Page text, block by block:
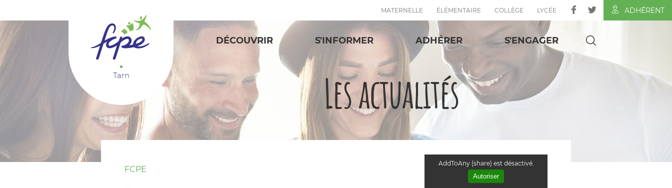
MATERNELLE ÉLÉMENTAIRE COLLÈGE LYCÉE ADHÉRENT
Tarn
DÉCOUVRIR S'INFORMER ADHÉRER S'ENGAGER
Les actualités
FCPE
AddToAny (share) est désactivé.
Autoriser